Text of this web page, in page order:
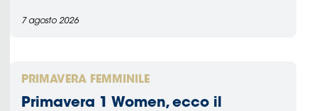
7 agosto 2026
PRIMAVERA FEMMINILE
Primavera 1 Women, ecco il